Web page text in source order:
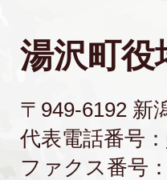
湯沢町役
〒949-6192 新
代表電話番号：
ファクス番号：